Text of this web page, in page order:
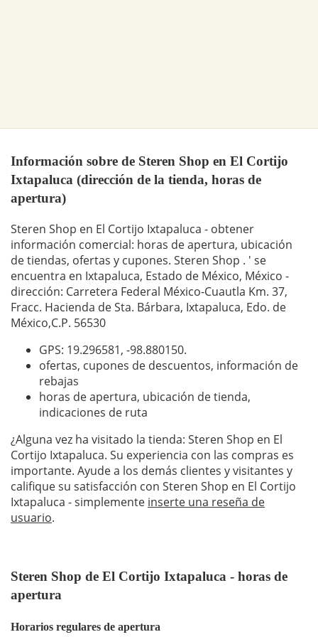
Información sobre de Steren Shop en El Cortijo
Ixtapaluca (dirección de la tienda, horas de
apertura)
Steren Shop en El Cortijo Ixtapaluca - obtener
información comercial: horas de apertura, ubicación
de tiendas, ofertas y cupones. Steren Shop . ' se
encuentra en Ixtapaluca, Estado de México, México -
dirección: Carretera Federal México-Cuautla Km. 37,
Fracc. Hacienda de Sta. Bárbara, Ixtapaluca, Edo. de
México,C.P. 56530
GPS: 19.296581, -98.880150.
ofertas, cupones de descuentos, información de
rebajas
horas de apertura, ubicación de tienda,
indicaciones de ruta
¿Alguna vez ha visitado la tienda: Steren Shop en El
Cortijo Ixtapaluca. Su experiencia con las compras es
importante. Ayude a los demás clientes y visitantes y
califique su satisfacción con Steren Shop en El Cortijo
Ixtapaluca - simplemente inserte una reseña de
usuario.
Steren Shop de El Cortijo Ixtapaluca - horas de
apertura
Horarios regulares de apertura